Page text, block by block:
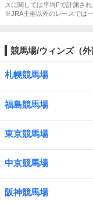
スに関しては平均Fで計測され
※JRA主催以外のレースでは
競馬場/ウィンズ（外
札幌競馬場
福島競馬場
東京競馬場
中京競馬場
阪神競馬場